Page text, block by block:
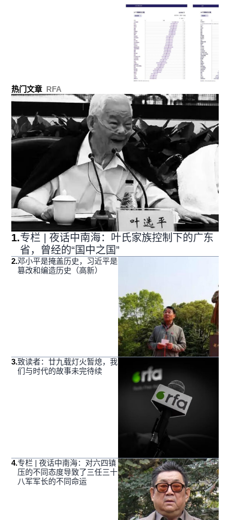
热门文章 RFA
1.专栏 | 夜话中南海：叶氏家族控制下的广东
省，曾经的“国中之国”
2.邓小平是掩盖历史，习近平是
篡改和编造历史（高新）
3.致读者：廿九载灯火暂熄，我
们与时代的故事未完待续
4.专栏 | 夜话中南海：对六四镇
压的不同态度导致了三任三十
八军军长的不同命运